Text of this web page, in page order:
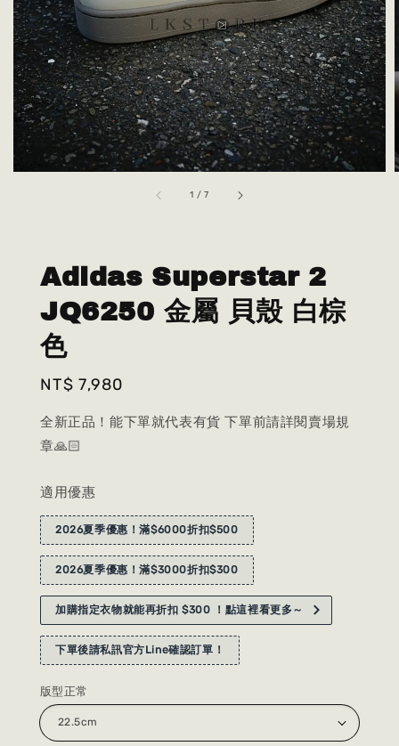
1 /7
Adidas Superstar 2
JQ6250 金屬 貝殼 白棕
色
Regular
NT$ 7,980
全新正品！能下單就代表有貨 下單前請詳閱賣場規
章🙏🏻
適用優惠
2026夏季優惠！滿$6000折扣$500
2026夏季優惠！滿$3000折扣$300
加購指定衣物就能再折扣 $300 ！點這裡看更多～
下單後請私訊官方Line確認訂單！
版型正常